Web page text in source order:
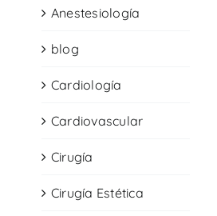
Anestesiología
blog
Cardiología
Cardiovascular
Cirugía
Cirugía Estética